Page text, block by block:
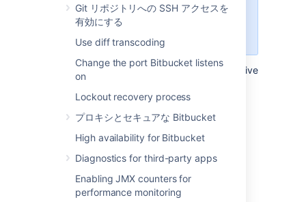
Git リポジトリへの SSH アクセスを
有効にする
Use diff transcoding
Change the port Bitbucket listens
on
Lockout recovery process
プロキシとセキュアな Bitbucket
High availability for Bitbucket
Diagnostics for third-party apps
Enabling JMX counters for
performance monitoring
Configuring this setting at the
repository level, will override the
To configure the automatic declining of inactive
pull requests in a single repository:
Repository settings
decline.
By default, settings are inherited
SelectUse custom settings.
Select theAuto-decline pull requests
check-box to enable it.